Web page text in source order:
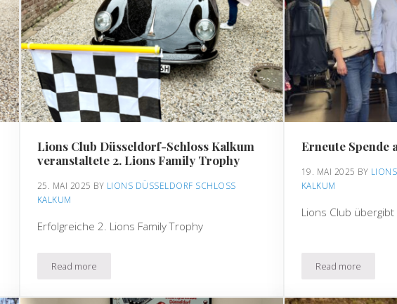
Lions Club Düsseldorf-Schloss Kalkum
veranstaltete 2. Lions Family Trophy
25. MAI 2025 BY LIONS DÜSSELDORF SCHLOSS
KALKUM
Erfolgreiche 2. Lions Family Trophy
Read moreLions Club Düsseldorf-Schloss Kalkum veranstaltete 2. Lions Family Trophy
Erneute
19. MAI 2025 BY
KALKUM
Lions Club
Read more
Erneute